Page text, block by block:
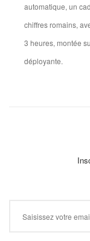
automatique, un
chiffres romains,
3 heures, montée
déployante.